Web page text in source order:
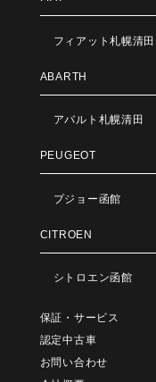
フィアット札幌清田
ABARTH
アバルト札幌清田
PEUGEOT
プジョー函館
CITROEN
シトロエン函館
保証・サービス
認定中古車
お問い合わせ